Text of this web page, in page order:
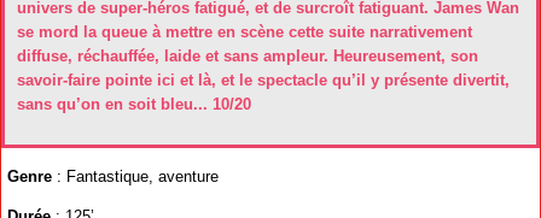
univers de super-héros fatigué, et de surcroît fatiguant. James Wan
se mord la queue à mettre en scène cette suite narrativement
diffuse, réchauffée, laide et sans ampleur. Heureusement, son
savoir-faire pointe ici et là, et le spectacle qu’il y présente divertit,
sans qu’on en soit bleu... 10/20
Genre : Fantastique, aventure